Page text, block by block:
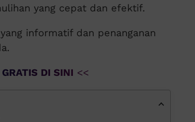
yang cepat dan efektif.
informatif dan penanganan
DI SINI <<